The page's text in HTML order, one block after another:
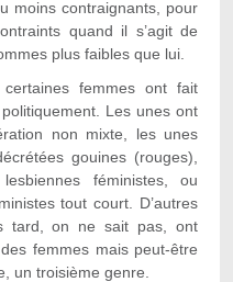
moins contraignants, pour
quand il s’agit de
plus faibles que lui.
certaines femmes ont fait
Les unes ont
non mixte, les unes
gouines (rouges),
féministes, ou
tout court. D’autres
tard, on ne sait pas, ont
femmes mais peut-être
un troisième genre.